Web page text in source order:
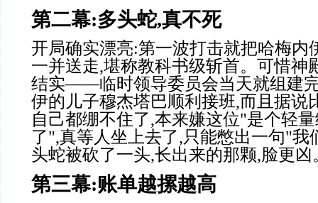
第二幕:多头蛇,真不死
开局确实漂亮:第一波打击就把哈梅内
一并送走,堪称教科书级斩首。可惜神
结实——临时领导委员会当天就组建
伊的儿子穆杰塔巴顺利接班,而且据说
自己都绷不住了,本来嫌这位"是个轻
了",真等人坐上去了,只能憋出一句"我
头蛇被砍了一头,长出来的那颗,脸更凶
第三幕:账单越摞越高